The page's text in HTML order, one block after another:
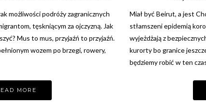
możliwości podróży zagranicznych
tęskniącym za ojczyzną. Jak
Mus to mus, przyjaźń to przyjaźń.
wozem po brzegi, rowery,
MORE
Miał być Beirut, a jest
stłamszeni epidemią
wyjeżdżają z
kurorty bo granice
będziemy robić w ten